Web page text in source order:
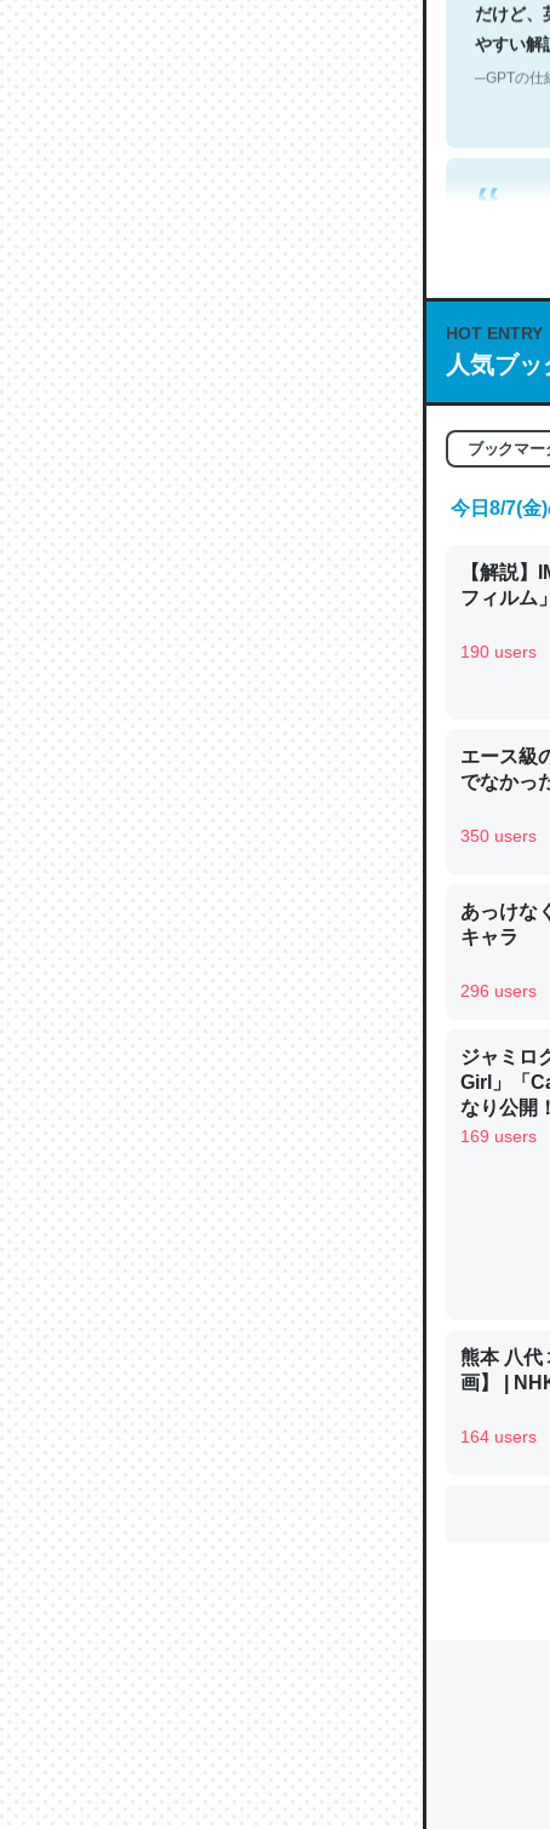
やすい解
─GPTの仕
何気に
の伏線」
やすく強
─GPTの仕
昆虫っ
は」とあ
─ニュース
これを元
─ニュー
ウチも
中。あと
─たまに
─たまに
HOT ENTRY
人気ブ
ブックマー
今日8/7(金
【解説
フィルム
190 users
エース級
でなかっ
350 users
あっけな
キャラ
296 users
ジャミロ
Girl」「
なり公開
なる日本
169 users
熊本 八代
画】 |
164 users